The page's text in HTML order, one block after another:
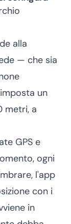
alla
— che sia
un
metri, a
GPS e
ogni
l'app
con i
in